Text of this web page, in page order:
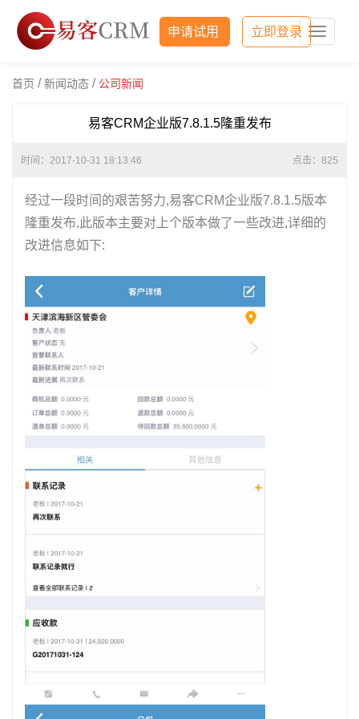
易
申请试用 立即登录
首页 /新闻动态 / 公司新闻
易客CRM企业版7.8.1.5隆重发布
时间：2017-10-31 18:13:46 点击： 825
经过一段时间的艰苦努力,易客CRM企业版7.8.1.5版本
隆重发布,此版本主要对上个版本做了一些改进,详细的
改进信息如下: